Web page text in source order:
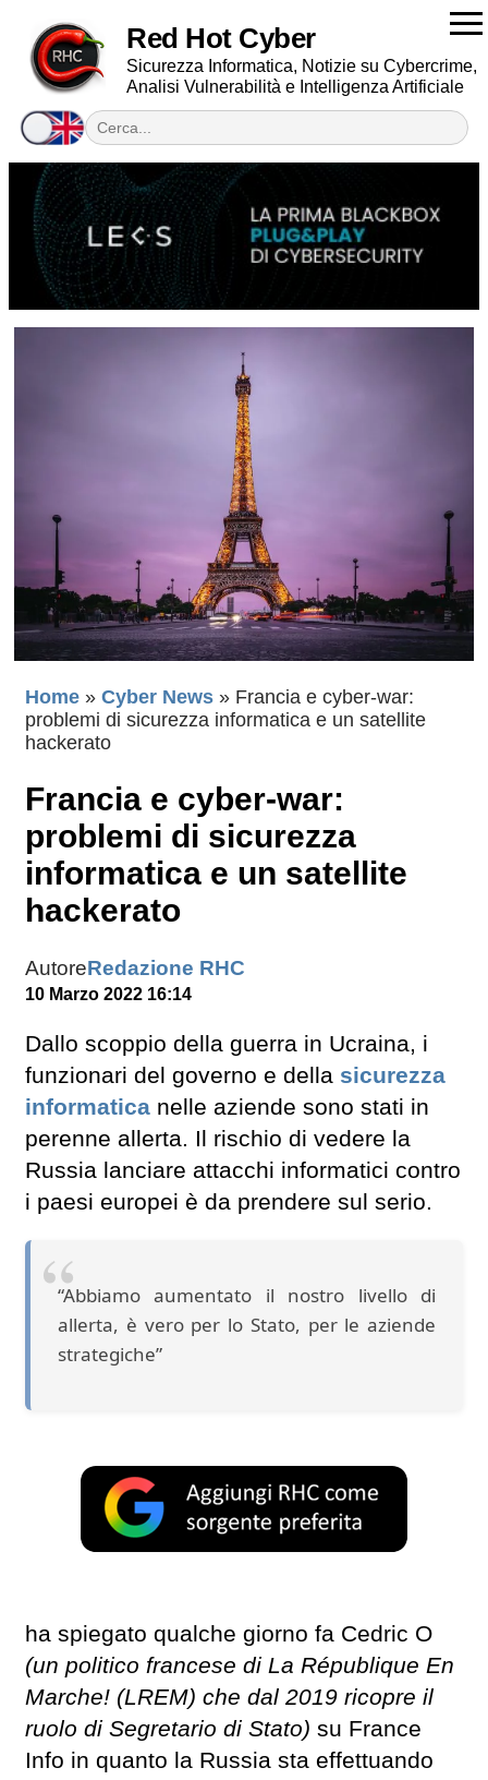
Red Hot Cyber
Sicurezza Informatica, Notizie su Cybercrime,
Analisi Vulnerabilità e Intelligenza Artificiale
Home » Cyber News » Francia e cyber-war:
problemi di sicurezza informatica e un satellite
hackerato
Francia e cyber-war:
problemi di sicurezza
informatica e un satellite
hackerato
AutoreRedazione RHC
10 Marzo 2022 16:14
Dallo scoppio della guerra in Ucraina, i
funzionari del governo e della sicurezza
informatica nelle aziende sono stati in
perenne allerta. Il rischio di vedere la
Russia lanciare attacchi informatici contro
i paesi europei è da prendere sul serio.
“Abbiamo aumentato il nostro livello di
allerta, è vero per lo Stato, per le aziende
strategiche”
ha spiegato qualche giorno fa Cedric O
(un politico francese di La République En
Marche! (LREM) che dal 2019 ricopre il
ruolo di Segretario di Stato) su France
Info in quanto la Russia sta effettuando